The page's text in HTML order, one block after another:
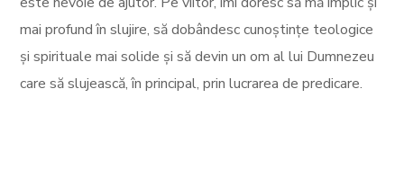
mai profund în slujire, să dobândesc cunoștințe teologice
și spirituale mai solide și să devin un om al lui Dumnezeu
care să slujească, în principal, prin lucrarea de predicare.